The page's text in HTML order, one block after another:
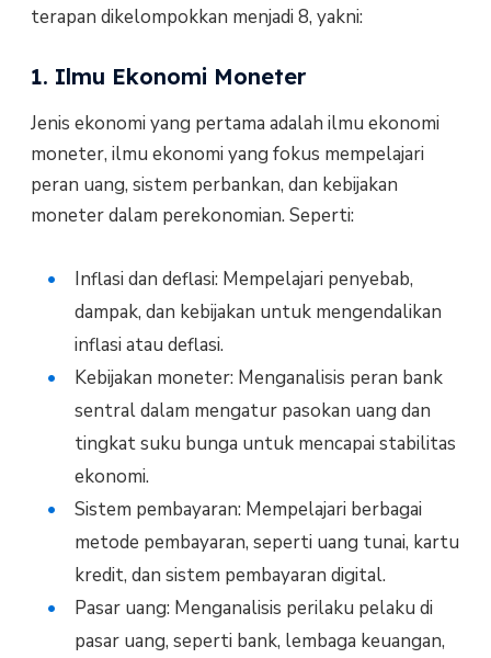
terapan dikelompokkan menjadi 8, yakni:
1. Ilmu Ekonomi Moneter
Jenis ekonomi yang pertama adalah ilmu ekonomi
moneter, ilmu ekonomi yang fokus mempelajari
peran uang, sistem perbankan, dan kebijakan
moneter dalam perekonomian. Seperti:
Inflasi dan deflasi: Mempelajari penyebab,
dampak, dan kebijakan untuk mengendalikan
inflasi atau deflasi.
Kebijakan moneter: Menganalisis peran bank
sentral dalam mengatur pasokan uang dan
tingkat suku bunga untuk mencapai stabilitas
ekonomi.
Sistem pembayaran: Mempelajari berbagai
metode pembayaran, seperti uang tunai, kartu
kredit, dan sistem pembayaran digital.
Pasar uang: Menganalisis perilaku pelaku di
pasar uang, seperti bank, lembaga keuangan,